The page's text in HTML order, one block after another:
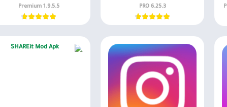
ألعاب أركيد
محاكاة
الصحة واللياقة البدنية
الطقس
6.25.3 PRO
1.9.5.5 Premium